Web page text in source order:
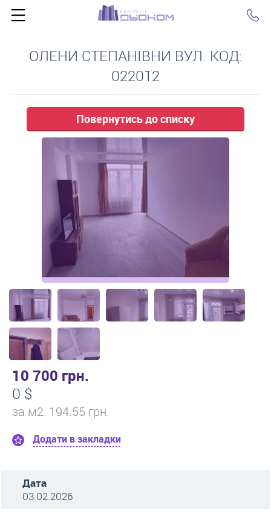
ОЛЕНИ СТЕПАНІВНИ ВУЛ. КОД:
022012
Повернутись до списку
10 700 грн.
0 $
за м2: 194.55 грн.
Додати в закладки
Дата
03.02.2026